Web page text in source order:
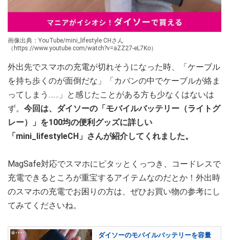
画像出典：YouTube/mini_lifestyle CHさん
（https://www.youtube.com/watch?v=aZZ27-eL7Ko）
外出先でスマホの充電が切れそうになった時、「ケーブル
を持ち歩くのが面倒だな」「カバンの中でケーブルが絡ま
ってしまう……」と感じたことがある方も少なくはないは
ず。 今回は、ダイソーの「モバイルバッテリー（ライトグ
レー）」を100均の便利グッズに詳しい
「mini_lifestyleCH」さんが紹介してくれました。
MagSafe対応でスマホにピタッとくっつき、コードレスで
充電できるところが重宝するアイテムなのだとか！外出時
のスマホの充電でお困りの方は、ぜひお買い物の参考にし
てみてくださいね。
ダイソーのモバイルバッテリーを容量